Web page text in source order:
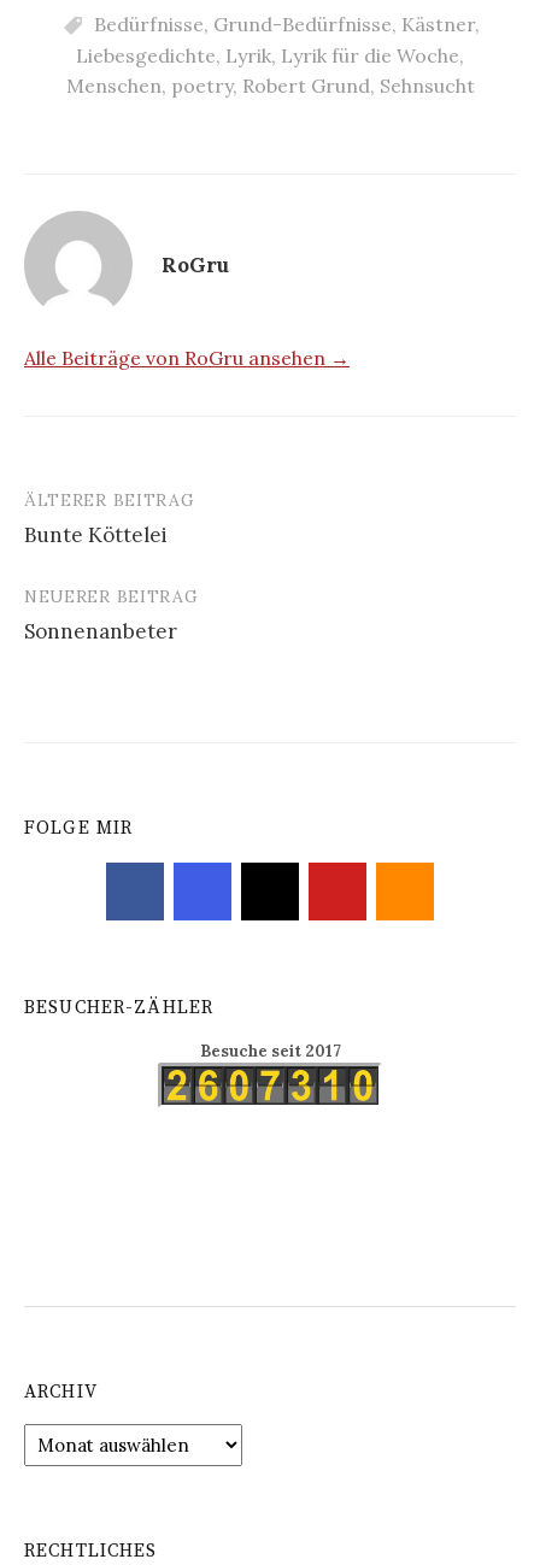
Bedürfnisse, Grund-Bedürfnisse, Kästner,
Liebesgedichte, Lyrik, Lyrik für die Woche,
Menschen, poetry, Robert Grund, Sehnsucht
RoGru
Alle Beiträge von RoGru ansehen →
Beitrags-
Navigation
ÄLTERER BEITRAG
Bunte Köttelei
NEUERER BEITRAG
Sonnenanbeter
FOLGE MIR
BESUCHER-ZÄHLER
Besuche seit 2017
ARCHIV
Archiv
RECHTLICHES